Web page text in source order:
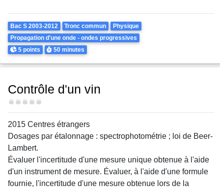
Theme
Bac S 2003-2012 Tronc commun
Physique
Propagation d'une onde - ondes progressives
Points
5 points Durée
50 minutes
Contrôle d'un vin
Difficulté
2015 Centres étrangers
Dosages par étalonnage : spectrophotométrie ; loi de Beer-
Lambert.
Évaluer l'incertitude d'une mesure unique obtenue à l'aide
d'un instrument de mesure. Évaluer, à l'aide d'une formule
fournie, l'incertitude d'une mesure obtenue lors de la